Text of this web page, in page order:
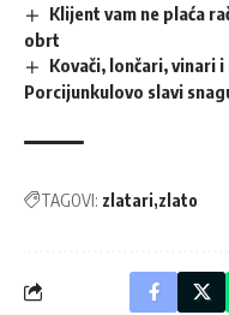
Klijent vam ne plaća
obrt
Kovači, lončari, vinari
Porcijunkulovo slavi
TAGOVI: zlatari zlato